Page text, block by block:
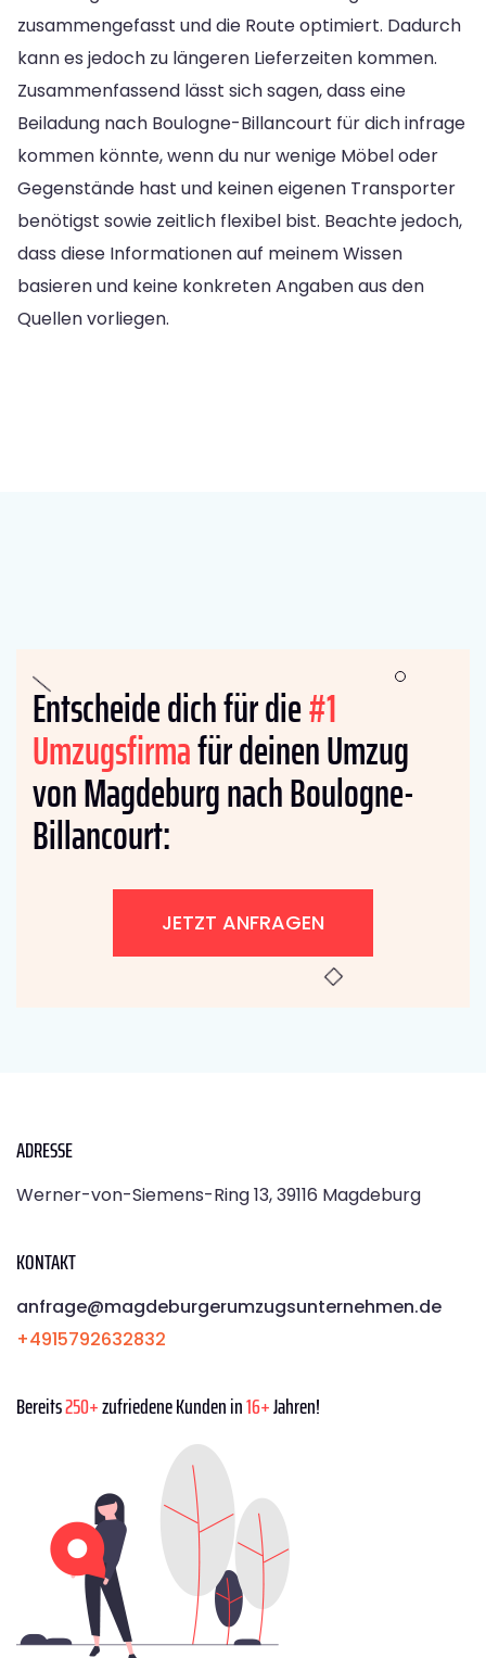
zusammengefasst und die Route optimiert. Dadurch
kann es jedoch zu längeren Lieferzeiten kommen.
Zusammenfassend lässt sich sagen, dass eine
Beiladung nach Boulogne-Billancourt für dich infrage
kommen könnte, wenn du nur wenige Möbel oder
Gegenstände hast und keinen eigenen Transporter
benötigst sowie zeitlich flexibel bist. Beachte jedoch,
dass diese Informationen auf meinem Wissen
basieren und keine konkreten Angaben aus den
Quellen vorliegen.
Entscheide dich für die#1
Umzugsfirmafür deinen Umzug
von Magdeburg nach Boulogne-
Billancourt:
JETZT ANFRAGEN
ADRESSE
Werner-von-Siemens-Ring 13, 39116 Magdeburg
KONTAKT
anfrage@magdeburgerumzugsunternehmen.de
+4915792632832
Bereits250+zufriedene Kunden in16+Jahren!